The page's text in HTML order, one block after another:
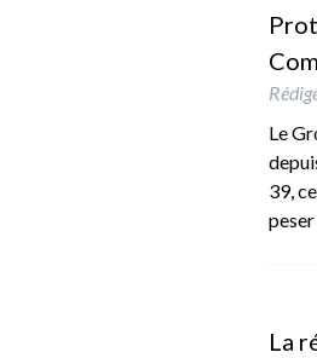
Le
39,
La